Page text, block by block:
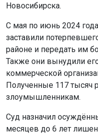
Новосибирска.
С мая по июнь 2024
заставили
районе и передать им
Также они вынудили
коммерческой
Полученные 117 тысяч
злоумышленникам.
Суд назначил
месяцев до 6 лет